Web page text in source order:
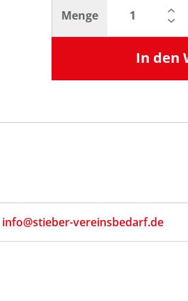
Menge
In den
info@stieber-vereinsbedarf.de